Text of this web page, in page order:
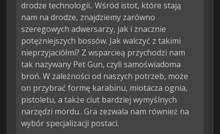
drodze technologii.. Wśród istot, które stają
nam na drodze, znajdziemy zarówno
szeregowych adwersarzy, jak i znacznie
potężniejszych bossów. Jak walczyć z takimi
nieprzyjaciółmi? Z wsparcieą przychodzi nam
tak nazywany Pet Gun, czyli samoświadoma
broń. W zależności od naszych potrzeb, może
on przybrać formę karabinu, miotacza ognia,
pistoletu, a także ciut bardziej wymyślnych
narzędzi mordu.. Gra zezwala nam również na
wybór specjalizacji postaci.